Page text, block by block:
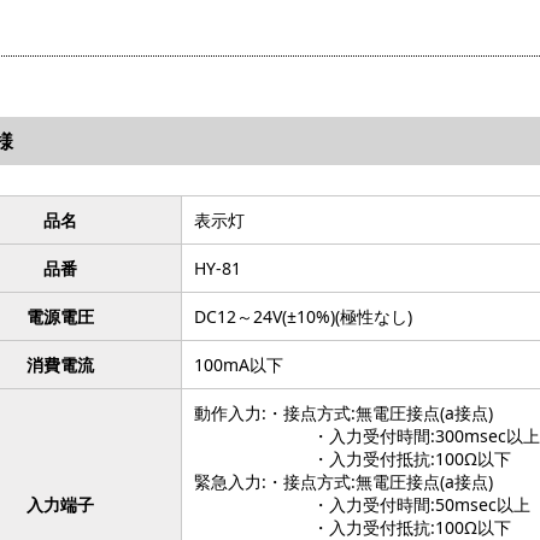
品名 表示灯
品番 HY-81
電源電圧 DC12～24V(±10%)(極性なし)
消費電流 100mA以下
入力端子
動作入力:・接点方式:無電圧接点(a接点)
・入力受付時間:300msec以上
・入力受付抵抗:100Ω以下
緊急入力:・接点方式:無電圧接点(a接点)
・入力受付時間:50msec以上
・入力受付抵抗:100Ω以下